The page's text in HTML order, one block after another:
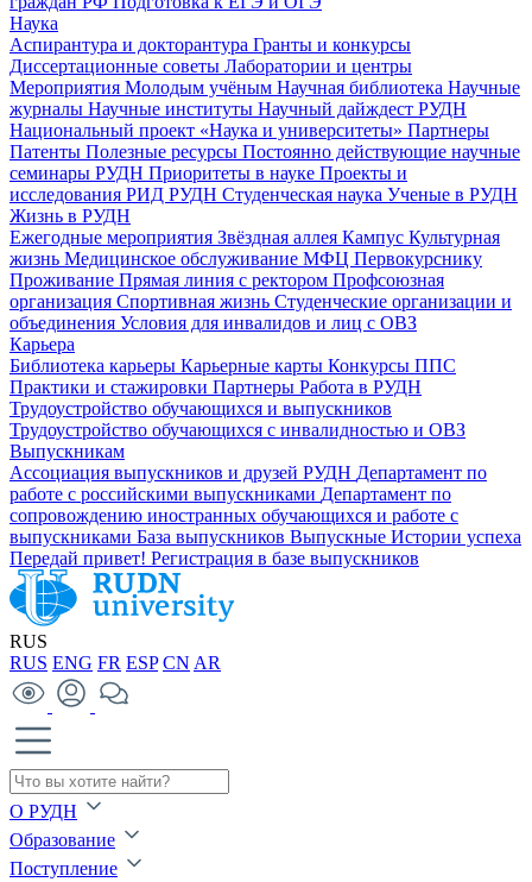
Наука
Аспирантура и докторантура Гранты и конкурсы
Диссертационные советы Лаборатории и центры
Мероприятия Молодым учёным Научная библиотека Научные
журналы Научные институты Научный дайждест РУДН
Национальный проект «Наука и университеты» Партнеры
Патенты Полезные ресурсы Постоянно действующие научные
семинары РУДН Приоритеты в науке Проекты и
исследования РИД РУДН Студенческая наука Ученые в РУДН
Жизнь в РУДН
Ежегодные мероприятия Звёздная аллея Кампус Культурная
жизнь Медицинское обслуживание МФЦ Первокурснику
Проживание Прямая линия с ректором Профсоюзная
организация Спортивная жизнь Студенческие организации и
объединения Условия для инвалидов и лиц с ОВЗ
Карьера
Библиотека карьеры Карьерные карты Конкурсы ППС
Практики и стажировки Партнеры Работа в РУДН
Трудоустройство обучающихся и выпускников
Трудоустройство обучающихся с инвалидностью и ОВЗ
Выпускникам
Ассоциация выпускников и друзей РУДН Департамент по
работе с российскими выпускниками Департамент по
сопровождению иностранных обучающихся и работе с
выпускниками База выпускников Выпускные Истории успеха
Передай привет! Регистрация в базе выпускников
RUS
RUS ENG FR ESP CN AR
О РУДН
Образование
Поступление